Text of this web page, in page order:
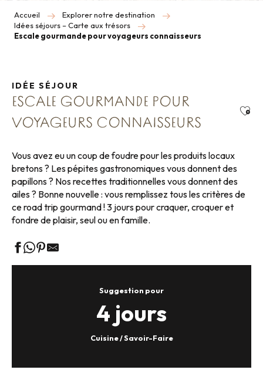
Accueil
Explorer notre destination
Idées séjours – Carte aux trésors
Escale gourmande pour voyageurs connaisseurs
IDÉE SÉJOUR
ESCALE GOURMANDE POUR
VOYAGEURS CONNAISSEURS
Vous avez eu un coup de foudre pour les produits locaux
bretons ? Les pépites gastronomiques vous donnent des
papillons ? Nos recettes traditionnelles vous donnent des
ailes ? Bonne nouvelle : vous remplissez tous les critères de
ce road trip gourmand ! 3 jours pour craquer, croquer et
fondre de plaisir, seul ou en famille.
Suggestion pour
4 jours
Cuisine / Savoir-Faire